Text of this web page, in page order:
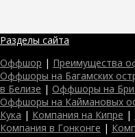
Разделы сайта
Оффшор | Преимущества
Оффшоры на Багамских
в Белизе | Оффшоры на
Оффшоры на Каймановых
Кука | Компания на Кипре |
Компания в Гонконге |